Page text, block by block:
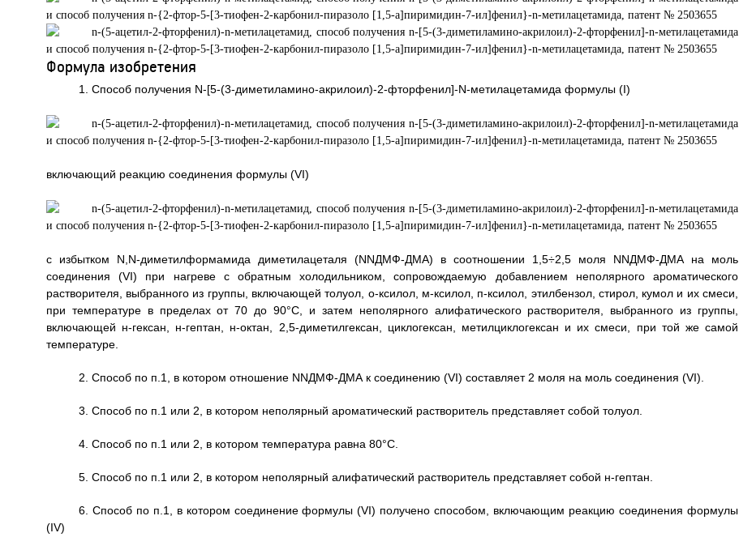
Формула изобретения
1. Способ получения N-[5-(3-диметиламино-акрилоил)-2-фторфенил]-N-метилацетамида формулы (I)
включающий реакцию соединения формулы (VI)
с избытком N,N-диметилформамида диметилацеталя (NNДМФ-ДМА) в соотношении 1,5÷2,5 моля NNДМФ-ДМА на моль
соединения (VI) при нагреве с обратным холодильником, сопровождаемую добавлением неполярного ароматического
растворителя, выбранного из группы, включающей толуол, о-ксилол, м-ксилол, п-ксилол, этилбензол, стирол, кумол и их смеси,
при температуре в пределах от 70 до 90°C, и затем неполярного алифатического растворителя, выбранного из группы,
включающей н-гексан, н-гептан, н-октан, 2,5-диметилгексан, циклогексан, метилциклогексан и их смеси, при той же самой
температуре.
2. Способ по п.1, в котором отношение NNДМФ-ДМА к соединению (VI) составляет 2 моля на моль соединения (VI).
3. Способ по п.1 или 2, в котором неполярный ароматический растворитель представляет собой толуол.
4. Способ по п.1 или 2, в котором температура равна 80°C.
5. Способ по п.1 или 2, в котором неполярный алифатический растворитель представляет собой н-гептан.
6. Способ по п.1, в котором соединение формулы (VI) получено способом, включающим реакцию соединения формулы
(IV)